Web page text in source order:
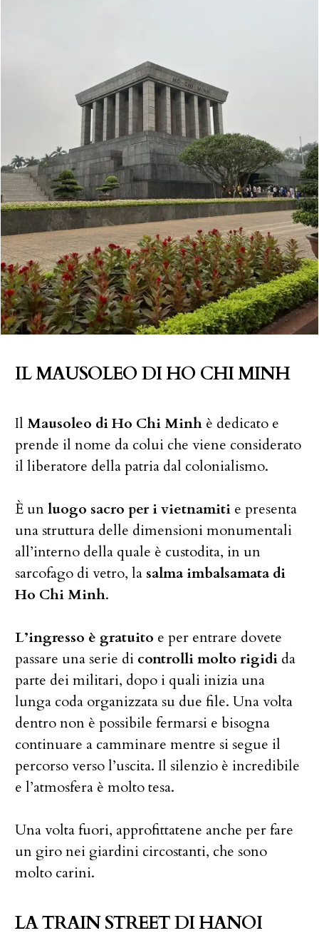
IL MAUSOLEO DI HO CHI MINH
Il Mausoleo di Ho Chi Minh è dedicato e
prende il nome da colui che viene considerato
il liberatore della patria dal colonialismo.
È unluogo sacro per i vietnamiti e presenta
una struttura delle dimensioni monumentali
all’interno della quale è custodita, in un
sarcofago di vetro, la salma imbalsamata di
Ho Chi Minh.
L’ingresso è gratuito e per entrare dovete
passare una serie di controlli molto rigidi da
parte dei militari, dopo i quali inizia una
lunga coda organizzata su due file. Una volta
dentro non è possibile fermarsi e bisogna
continuare a camminare mentre si segue il
percorso verso l’uscita. Il silenzio è incredibile
e l’atmosfera è molto tesa.
Una volta fuori, approfittatene anche per fare
un giro nei giardini circostanti, che sono
molto carini.
LA TRAIN STREET DI HANOI